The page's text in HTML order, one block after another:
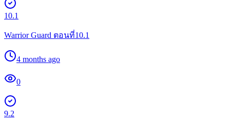
10.1
Warrior Guard ตอนที่10.1
4 months ago
0
9.2